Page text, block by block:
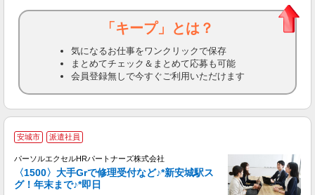
「キープ」とは？
気になるお仕事をワンクリックで保存
まとめてチェック＆まとめて応募も可能
会員登録無しで今すぐご利用いただけます
安城市 派遣社員
パーソルエクセルHRパートナーズ株式会社
〈1500〉大手Grで修理受付など♪*新安城駅ス
グ！年末まで♪*即日